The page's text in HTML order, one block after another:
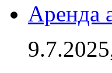
Аренда